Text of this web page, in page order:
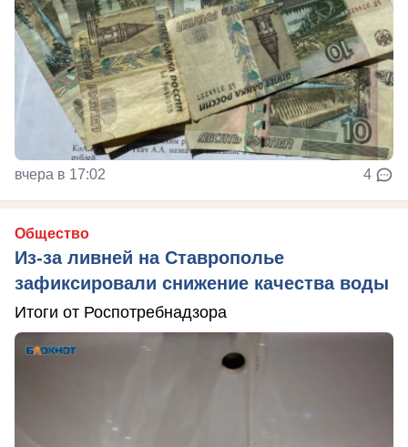
вчера в 17:02 4
Общество
Из-за ливней на Ставрополье
зафиксировали снижение качества воды
Итоги от Роспотребнадзора